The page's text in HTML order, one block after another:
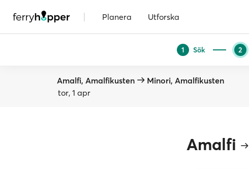
| Planera Utforska
1 Sök 2
Amalfi, Amalfikusten
Minori, Amalfikusten
tor, 1 apr
Amalfi